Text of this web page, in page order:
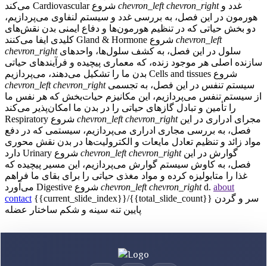
می‌کند Cardiovascular شروع chevron_left chevron_right غدد و
هورمون در این فصل، به بررسی غدد و سیستم لنفاوی می‌پردازیم،
دو بخش حیاتی که در تنظیم هورمون‌ها و دفاع ایمنی بدن نقش‌های
کلیدی ایفا می‌کنند Gland & Hormone شروع chevron_left
chevron_right
سلول در این فصل، به کشف سلول‌ها، واحدهای
سازنده اصلی هر موجود زنده، که معماری پیچیده و فرآیندهای حیاتی
بدن ما را تشکیل می‌دهند، می‌پردازیم Cells and tissues شروع
chevron_left chevron_right سیستم تنفس در این فصل، به تجسمی
از سیستم تنفس می‌پردازیم، این مکانیزم حیات‌بخش که هر نفس ما
را تأمین و تبادل گازهای حیاتی را در بدن ما امکان‌پذیر می‌کند
Respiratory شروع chevron_left chevron_right مجرای ادراری در این
فصل، به بررسی مجاری ادراری می‌پردازیم، سیستمی که در دفع
مواد زائد و تنظیم تعادل مایعات و الکترولیت‌ها در بدن نقش محوری
دارد Urinary شروع chevron_left chevron_right گوارش در این
فصل، به کاوش سیستم گوارش می‌پردازیم، این مسیر پیچیده که
غذا را متابولیزه کرده و مواد مغذی حیاتی را برای بقای ما فراهم
می‌آورد Digestive شروع chevron_left chevron_right d. about
contact {{current_slide_index}}/{{total_slide_count}} سر و گردن
پایین تنه سینه و شکم ساختار عضله